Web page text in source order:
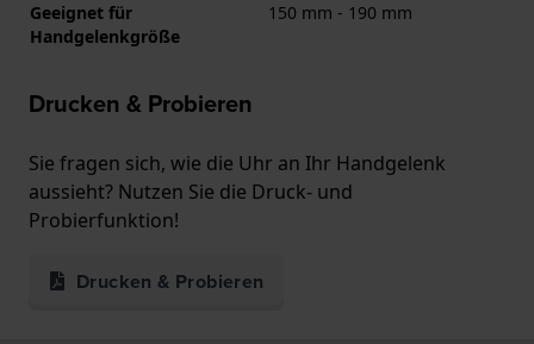
Geeignet für
Handgelenkgröße
150 mm - 190 mm
Drucken & Probieren
Sie fragen sich, wie die Uhr an Ihr Handgelenk
aussieht? Nutzen Sie die Druck- und
Probierfunktion!
Drucken & Probieren